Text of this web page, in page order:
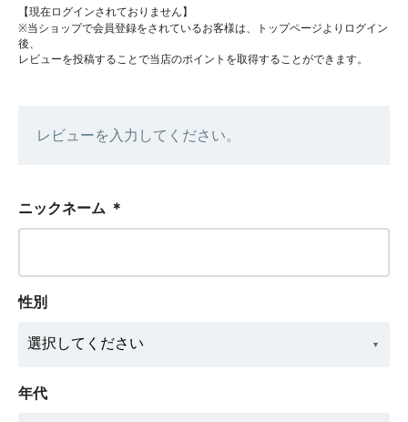
【現在ログインされておりません】
※当ショップで会員登録をされているお客様は、トップページよりログイン
後、
レビューを投稿することで当店のポイントを取得することができます。
レビューを入力してください。
ニックネーム ＊
性別
年代